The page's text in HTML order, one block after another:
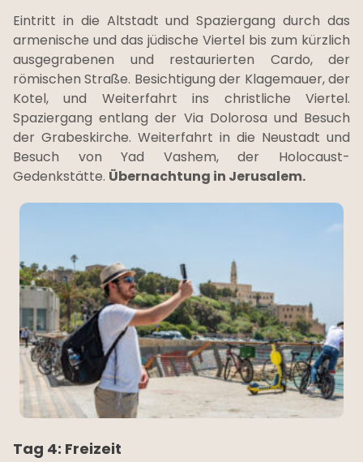
Eintritt in die Altstadt und Spaziergang durch das
armenische und das jüdische Viertel bis zum kürzlich
ausgegrabenen und restaurierten Cardo, der
römischen Straße. Besichtigung der Klagemauer, der
Kotel, und Weiterfahrt ins christliche Viertel.
Spaziergang entlang der Via Dolorosa und Besuch
der Grabeskirche. Weiterfahrt in die Neustadt und
Besuch von Yad Vashem, der Holocaust-
Gedenkstätte. Übernachtung in Jerusalem.
Tag 4: Freizeit